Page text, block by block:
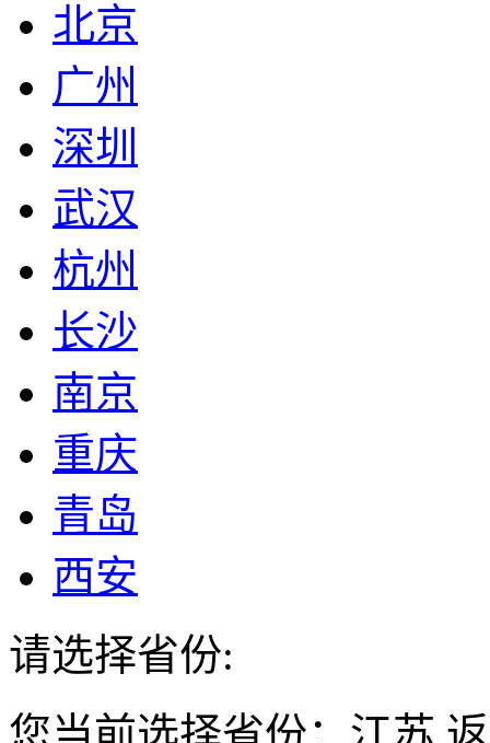
北京
广州
深圳
武汉
杭州
长沙
南京
重庆
青岛
西安
请选择省份: